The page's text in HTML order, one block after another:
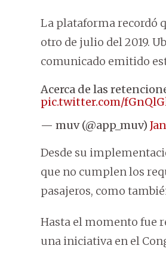
La plataforma recordó
otro de julio del 2019.
comunicado emitido
Acerca de las
pic.twitter.com/
— muv (@app_muv)
Desde su
que no cumplen los
pasajeros, como
Hasta el momento fue
una iniciativa en el